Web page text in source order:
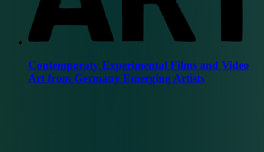
Contemporaty Experimental Films and Video
Art from Germany Emerging Artists